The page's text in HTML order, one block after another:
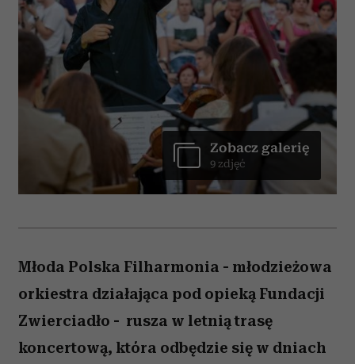
Zobacz galerię
9 zdjęć
Młoda Polska Filharmonia - młodzieżowa
orkiestra działająca pod opieką Fundacji
Zwierciadło - rusza w letnią trasę
koncertową, która odbędzie się w dniach